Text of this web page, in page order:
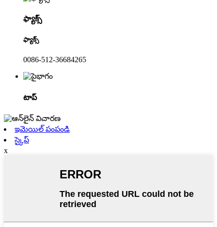
ఫ్యాక్స్
ఫ్యాక్స్
0086-512-36684265
టాప్
ఇమెయిల్ పంపండి
స్కైప్
x